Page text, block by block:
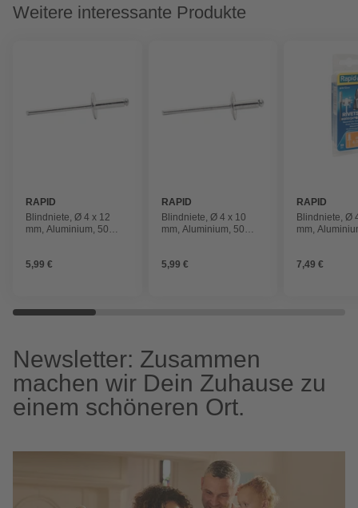
Weitere interessante Produkte
RAPID
Blindniete, Ø 4 x 12
mm, Aluminium, 50
5,99 €
RAPID
Blindniete, Ø 4 x 10
mm, Aluminium, 50
5,99 €
RAPID
Blindniete, Ø
mm,
7,49 €
Newsletter: Zusammen
machen wir Dein Zuhause zu
einem schöneren Ort.